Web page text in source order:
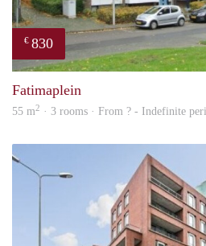
€ 830
Fatimaplein
55 m2 · 3 rooms · From ? - Indefinite